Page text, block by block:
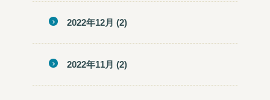
2022年12月 (2)
2022年11月 (2)